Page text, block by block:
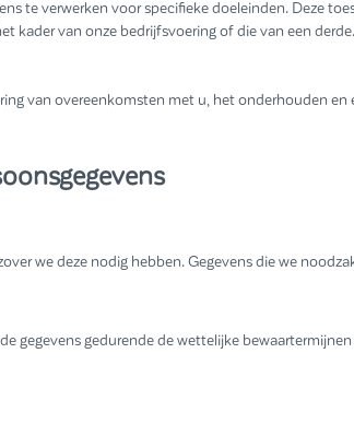
te verwerken voor specifieke doeleinden. Deze
kader van onze bedrijfsvoering of die van een
van overeenkomsten met u, het onderhouden
we deze nodig hebben. Gegevens die we
gedurende de wettelijke